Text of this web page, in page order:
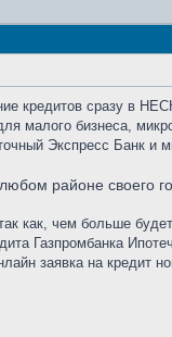
кредитов сразу в
малого бизнеса,
Экспресс Банк и
районе своего
как, чем больше
Газпромбанка
заявка на кредит